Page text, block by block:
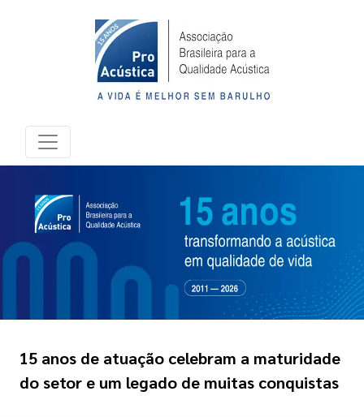
15 anos de atuação celebram a maturidade
do setor e um legado de muitas conquistas